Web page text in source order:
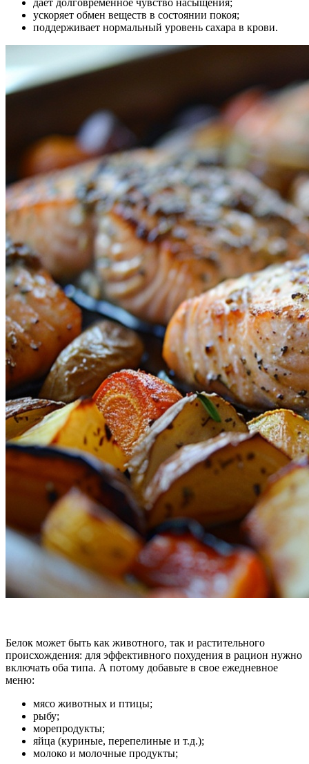
дает долговременное чувство насыщения;
ускоряет обмен веществ в состоянии покоя;
поддерживает нормальный уровень сахара в крови.
Белок может быть как животного, так и растительного
происхождения: для эффективного похудения в рацион нужно
включать оба типа. А потому добавьте в свое ежедневное
меню:
мясо животных и птицы;
рыбу;
морепродукты;
яйца (куриные, перепелиные и т.д.);
молоко и молочные продукты;